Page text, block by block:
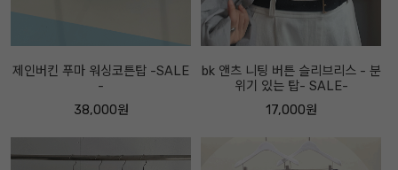
제인버킨 푸마 워싱코튼탑 -SALE
-
38,000원
bk 앤츠 니팅 버튼 슬리브리스 - 분
위기 있는 탑- SALE-
17,000원